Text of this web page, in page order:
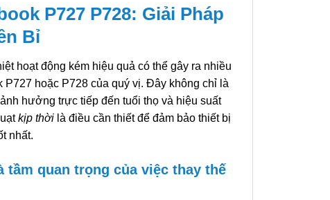
P727 P728: Giải Pháp
Bỉ
hoạt động kém hiệu quả có thể gây ra nhiều
hoặc P728 của quý vị. Đây không chỉ là
hưởng trực tiếp đến tuổi thọ và hiệu suất
kịp thờilà điều cần thiết để đảm bảo thiết bị
nhất.
tầm quan trọng của việc thay thế